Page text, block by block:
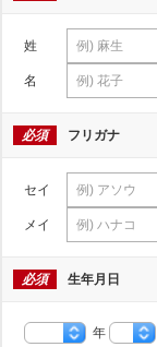
姓
名
必須 フリガナ
セイ
メイ
必須 生年月日
年